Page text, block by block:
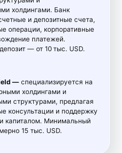
холдингами. Банк
и депозитные счета,
операции, корпоративные
платежей.
— от 10 тыс. USD.
—специализируется на
холдингами и
структурами, предлагая
консультации и поддержку
капиталом. Минимальный
15 тыс. USD.